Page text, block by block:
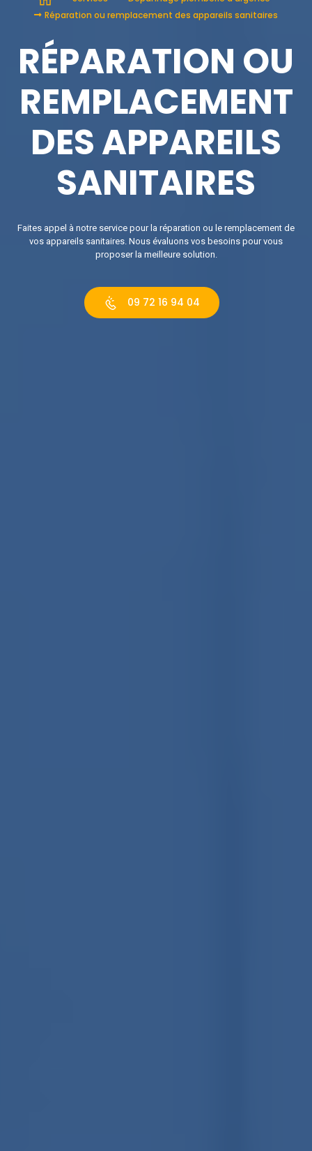
Réparation ou remplacement des appareils sanitaires
RÉPARATION OU
REMPLACEMENT
DES APPAREILS
SANITAIRES
Faites appel à notre service pour la réparation ou le remplacement de
vos appareils sanitaires. Nous évaluons vos besoins pour vous
proposer la meilleure solution.
09 72 16 94 04